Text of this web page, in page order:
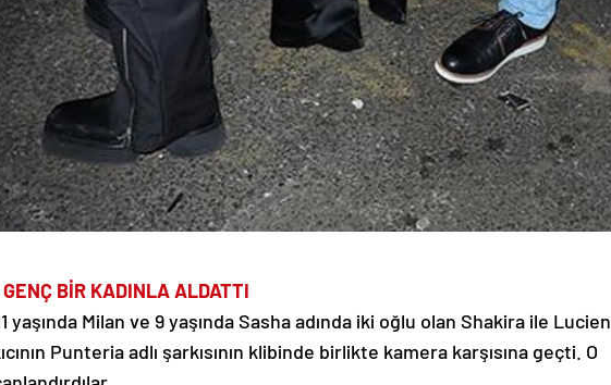
BİR KADINLA ALDATTI
yaşında Milan ve 9 yaşında Sasha adında iki oğlu olan Shakira ile Lucien
Punteria adlı şarkısının klibinde birlikte kamera karşısına geçti. O